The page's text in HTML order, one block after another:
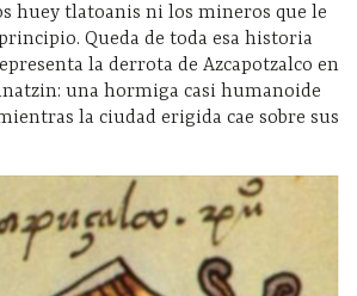
huey tlatoanis ni los mineros que le
Queda de toda esa historia
la derrota de Azcapotzalco en
una hormiga casi humanoide
la ciudad erigida cae sobre sus